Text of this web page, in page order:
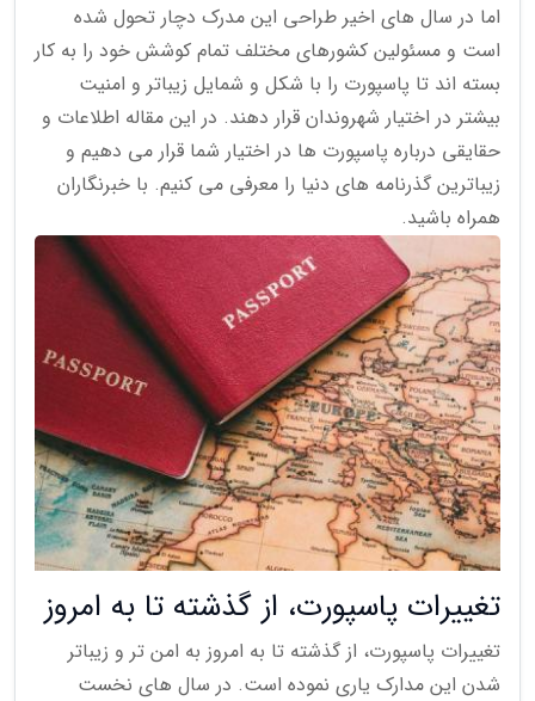
اما در سال های اخیر طراحی این مدرک دچار تحول شده
است و مسئولین کشورهای مختلف تمام کوشش خود را به کار
بسته اند تا پاسپورت را با شکل و شمایل زیباتر و امنیت
بیشتر در اختیار شهروندان قرار دهند. در این مقاله اطلاعات و
حقایقی درباره پاسپورت ها در اختیار شما قرار می دهیم و
زیباترین گذرنامه های دنیا را معرفی می کنیم. با خبرنگاران
همراه باشید.
تغییرات پاسپورت، از گذشته تا به امروز
تغییرات پاسپورت، از گذشته تا به امروز به امن تر و زیباتر
شدن این مدارک یاری نموده است. در سال های نخست